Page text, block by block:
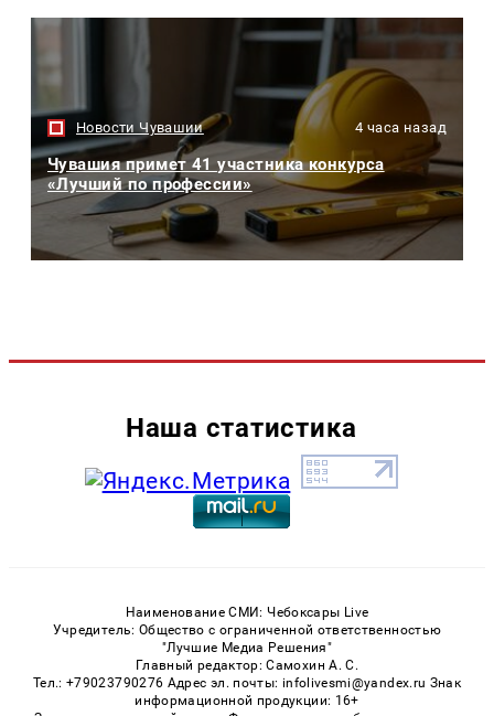
Новости Чувашии 4 часа назад
Чувашия примет 41 участника конкурса
«Лучший по профессии»
Наша статистика
Наименование СМИ: Чебоксары Live
Учредитель: Общество с ограниченной ответственностью
"Лучшие Медиа Решения"
Главный редактор: Самохин А. С.
Тел.: +79023790276 Адрес эл. почты: infolivesmi@yandex.ru Знак
информационной продукции: 16+